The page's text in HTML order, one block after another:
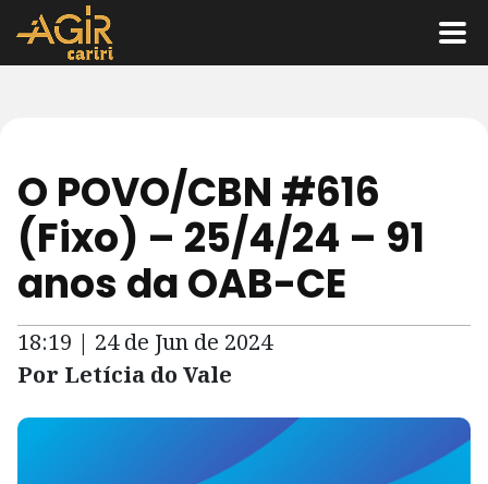
O POVO/CBN #616
(Fixo) – 25/4/24 – 91
anos da OAB-CE
18:19 | 24 de Jun de 2024
Por Letícia do Vale